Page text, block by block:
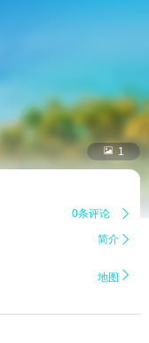
 1
0条评论 
简介 
地图 